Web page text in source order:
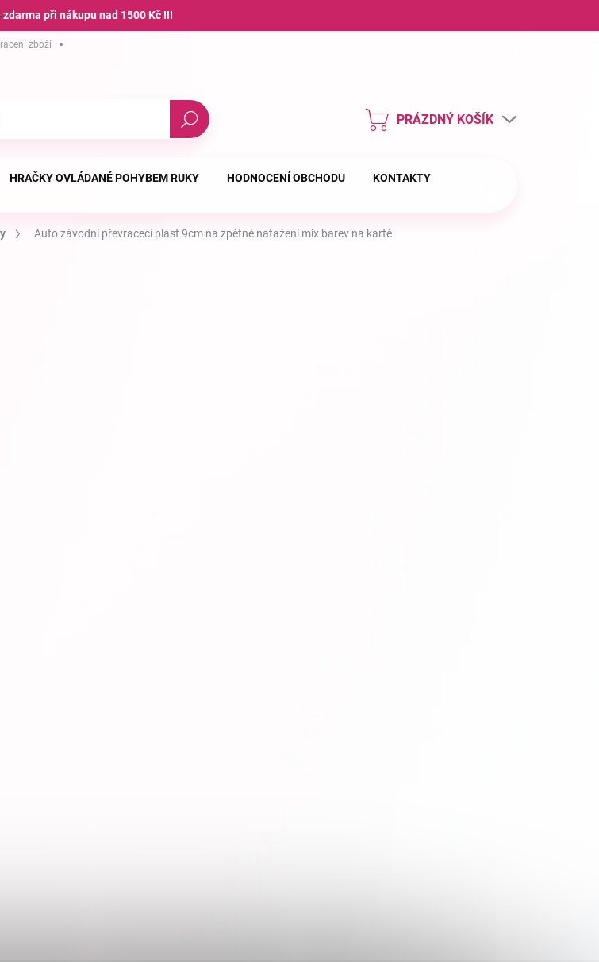
zdarma při nákupu nad 1500 Kč !!!
zboží
Hledat
NÁKUPNÍ
PRÁZDNÝ KOŠÍK
HRAČKY OVLÁDANÉ POHYBEM RUKY HODNOCENÍ OBCHODU KONTAKTY
Auto závodní převracecí plast 9cm na zpětné natažení mix barev na kartě